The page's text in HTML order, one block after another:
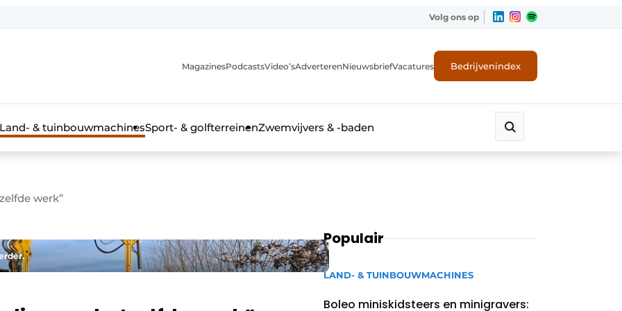
Volg ons op
MagazinesPodcastsVideo’sAdverterenNieuwsbriefVacatures Bedrijvenindex
Land- & tuinbouwmachinesSport- & golfterreinenZwemvijvers & -baden
werk”
Populair
LAND- & TUINBOUWMACHINES
Boleo miniskidsteers en minigravers: